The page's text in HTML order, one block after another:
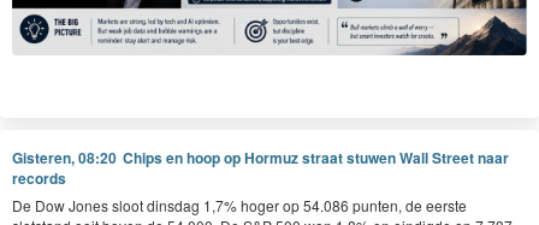
Gisteren, 08:20 Chips en hoop op Hormuz straat stuwen Wall Street naar
records
De Dow Jones sloot dinsdag 1,7% hoger op 54.086 punten, de eerste